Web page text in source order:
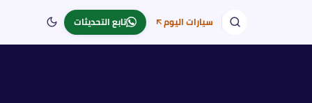
سيارات اليوم تابع التحديثات